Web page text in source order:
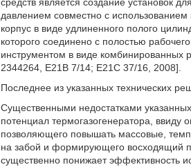
давлением совместно с
корпус в виде удлиненного полого
которого соединено с полостью
инструментом в виде комбинированных
2344264, Е21В 7/14; Е21С 37/16, 2008].
Последнее из указанных технических
Существенными недостатками
потенциал термогазогенератора, ввиду
позволяющего повышать массовые,
на забой и формирующего восходящий
существенно понижает эффективность